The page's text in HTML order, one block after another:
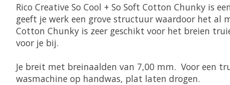
Rico Creative So Cool + So Soft Cotton Chunky is
geeft je werk een grove structuur waardoor het al
Cotton Chunky is zeer geschikt voor het breien
voor je bij.
Je breit met breinaalden van 7,00 mm. Voor een
wasmachine op handwas, plat laten drogen.